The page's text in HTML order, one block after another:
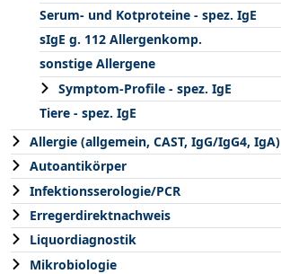
Serum- und Kotproteine - spez. IgE
sIgE g. 112 Allergenkomp.
sonstige Allergene
Symptom-Profile - spez. IgE
Tiere - spez. IgE
Allergie (allgemein, CAST, IgG/IgG4, IgA)
Autoantikörper
Infektionsserologie/PCR
Erregerdirektnachweis
Liquordiagnostik
Mikrobiologie